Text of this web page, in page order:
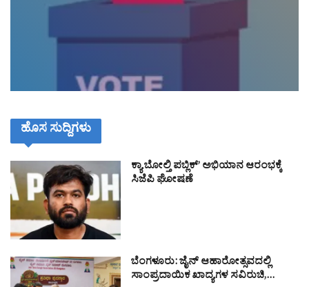
ಹೊಸ ಸುದ್ದಿಗಳು
ಕ್ಯಾ ಬೋಲ್ತಿ ಪಬ್ಲಿಕ್’ ಅಭಿಯಾನ ಆರಂಭಕ್ಕೆ
ಸಿಜೆಪಿ ಘೋಷಣೆ
ಬೆಂಗಳೂರು: ಜೈನ್ ಆಹಾರೋತ್ಸವದಲ್ಲಿ
ಸಾಂಪ್ರದಾಯಿಕ ಖಾದ್ಯಗಳ ಸವಿರುಚಿ,…